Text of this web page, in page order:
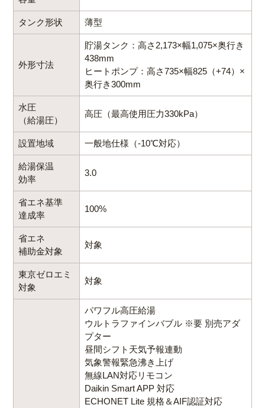
自動的に沸き上げを行います。
タンク形状 薄型
外形寸法
貯湯タンク：高さ2,173×幅1,075×奥行き
438mm
ヒートポンプ：高さ735×幅825（+74）×
奥行き300mm
水圧
（給湯圧）
高圧（最高使用圧力330kPa）
設置地域 一般地仕様（-10℃対応）
給湯保温
効率
3.0
省エネ基準
達成率
100%
省エネ
補助金対象
対象
東京ゼロエミ
対象
対象
パワフル高圧給湯
ウルトラファインバブル ※要 別売アダ
プター
昼間シフト天気予報連動
気象警報緊急沸き上げ
無線LAN対応リモコン
Daikin Smart APP 対応
ECHONET Lite 規格＆AIF認証対応